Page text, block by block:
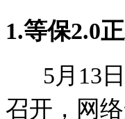
1.等保2.0
5月13日
召开，网